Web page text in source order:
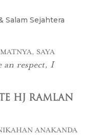
Salam Sejahtera
SAYA
an respect, I
HJ RAMLAN
ANAKANDA